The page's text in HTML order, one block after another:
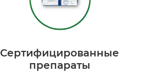
Сертифицированные
препараты